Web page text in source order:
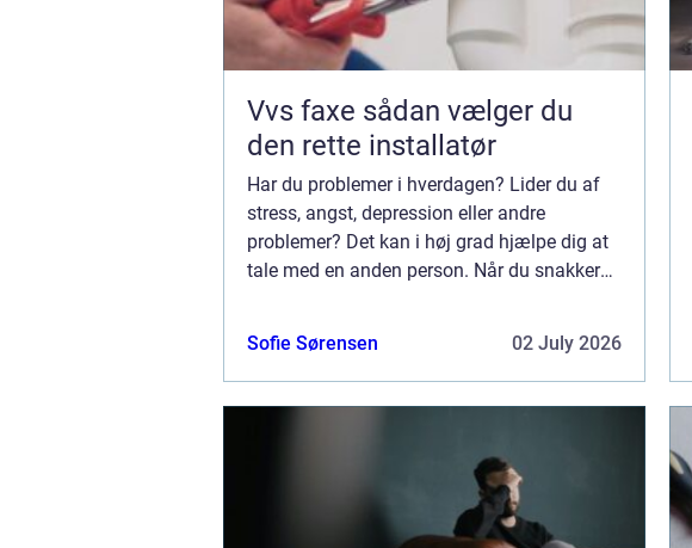
Vvs faxe sådan vælger du
den rette installatør
Har du problemer i hverdagen? Lider du af
stress, angst, depression eller andre
problemer? Det kan i høj grad hjælpe dig at
tale med en anden person. Når du snakker
prob...
Sofie Sørensen 02 July 2026